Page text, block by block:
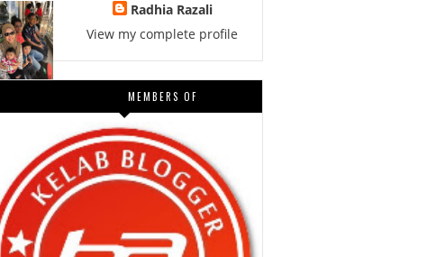
Radhia Razali
View my complete profile
MEMBERS OF